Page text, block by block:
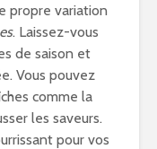
propre variation
. Laissez-vous
de saison et
Vous pouvez
comme la
les saveurs.
pour vos